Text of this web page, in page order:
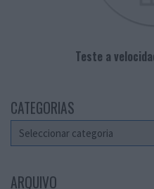
Teste a
CATEGORIAS
Categorias
ARQUIVO